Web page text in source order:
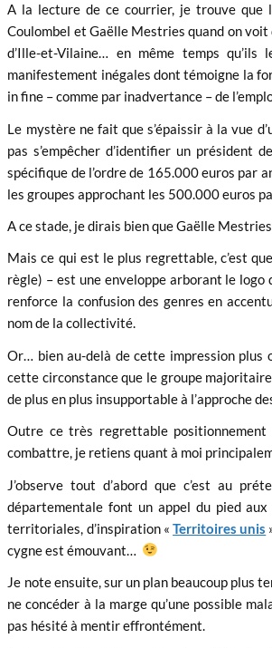
A la lecture de ce courrier, je trouve que
Coulombel et Gaëlle Mestries quand on
d’Ille-et-Vilaine… en même temps
manifestement inégales dont témoigne la
in fine – comme par inadvertance – de
Le mystère ne fait que s’épaissir à la vue
pas s’empêcher d’identifier un président
spécifique de l’ordre de 165.000 euros par
les groupes approchant les 500.000 euros
A ce stade, je dirais bien que Gaëlle
Mais ce qui est le plus regrettable, c’est
règle) – est une enveloppe arborant le logo
renforce la confusion des genres en
nom de la collectivité.
Or… bien au-delà de cette impression plus
cette circonstance que le groupe
de plus en plus insupportable à l’approche
Outre ce très regrettable
combattre, je retiens quant à moi
J’observe tout d’abord que c’est au
départementale font un appel du pied
territoriales, d’inspiration «Territoires unis
cygne est émouvant…
Je note ensuite, sur un plan beaucoup plus
ne concéder à la marge qu’une possible
pas hésité à mentir effrontément.